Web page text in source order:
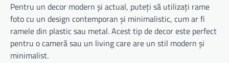
Pentru un decor modern și actual, puteți să utilizați rame
foto cu un design contemporan și minimalistic, cum ar fi
ramele din plastic sau metal. Acest tip de decor este perfect
pentru o cameră sau un living care are un stil modern și
minimalist.